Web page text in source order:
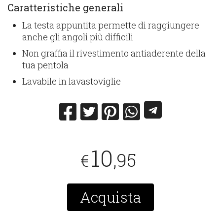
Caratteristiche generali
La testa appuntita permette di raggiungere
anche gli angoli più difficili
Non graffia il rivestimento antiaderente della
tua pentola
Lavabile in lavastoviglie
€10,95
Acquista